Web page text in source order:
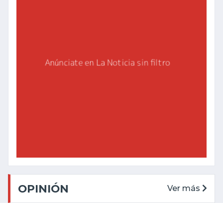
OPINIÓN Ver más